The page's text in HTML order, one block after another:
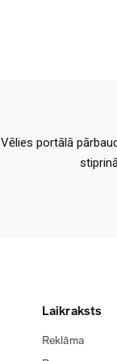
Vēlies portālā
Laikraksts
Reklāma